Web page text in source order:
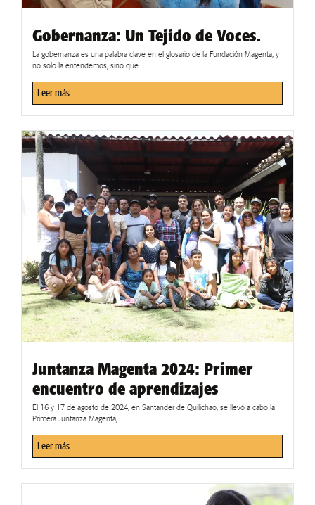
Gobernanza: Un Tejido de Voces.
La gobernanza es una palabra clave en el glosario de la Fundación Magenta, y
no solo la entendemos, sino que...
Leer más
Juntanza Magenta 2024: Primer
encuentro de aprendizajes
El 16 y 17 de agosto de 2024, en Santander de Quilichao, se llevó a cabo la
Primera Juntanza Magenta,...
Leer más